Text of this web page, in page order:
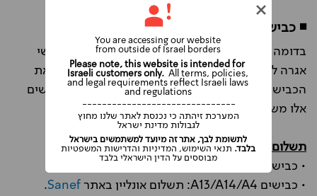
◾ כבישי אגרה "Free Flow"
בדומה לכביש 6 בישראל, בצרפת פועלת מערכת כבישי
אגרה ללא עמדות תשלום בשם Free Flow, הכוללת את
הכבישים A13, A4, A79 ו- A14. אגרות המעבר בכבישים
אלו משולמות באחת מהאופציות הבאות:
תשלום מקוון:
• כביש A79: תשלום אונליין באתר
• כבישים A13/A14/A4: תשלום אונליין באתר
Sanef
.
Please note, this website is intended for
Israeli customers only.All terms, policies,
and legal requirements reflect Israeli laws
and regulations
-------------------------------
המערכת זיהתה כי נכנסת לאתר שלנו מחוץ
לגבולות מדינת ישראל
You are accessing our website
from outside of Israel borders
לתשומת לבך, אתר זה מיועד למשתמשים בישראל
בלבד. תנאי השימוש, המדיניות והדרישות המשפטיות
מבוססים על הדין הישראלי בלבד